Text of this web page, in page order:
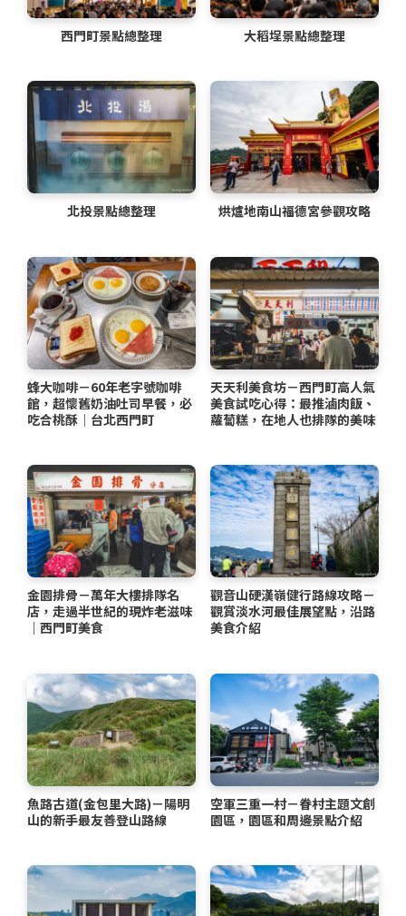
西門町景點總整理 大稻埕景點總整理
北投景點總整理 烘爐地南山福德宮參觀攻略
蜂大咖啡－60年老字號咖啡
館，超懷舊奶油吐司早餐，必
吃合桃酥｜台北西門町
天天利美食坊－西門町高人氣
美食試吃心得：最推滷肉飯、
蘿蔔糕，在地人也排隊的美味
金園排骨－萬年大樓排隊名
店，走過半世紀的現炸老滋味
｜西門町美食
觀音山硬漢嶺健行路線攻略－
觀賞淡水河最佳展望點，沿路
美食介紹
魚路古道(金包里大路)－陽明
山的新手最友善登山路線
空軍三重一村－眷村主題文創
園區，園區和周邊景點介紹